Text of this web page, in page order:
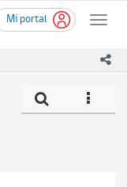
Mi portal
Toggle
icono